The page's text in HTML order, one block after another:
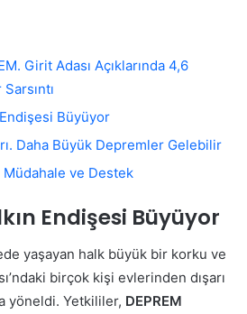
Girit Adası Açıklarında 4,6
Büyüyor
Daha Büyük Depremler Gelebilir
Müdahale ve Destek
Endişesi Büyüyor
yaşayan halk büyük bir korku ve
birçok kişi evlerinden dışarı
yöneldi. Yetkililer, DEPREM